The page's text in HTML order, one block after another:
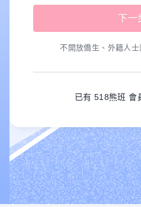
不開放僑生、外籍人士
已有 518熊班 會